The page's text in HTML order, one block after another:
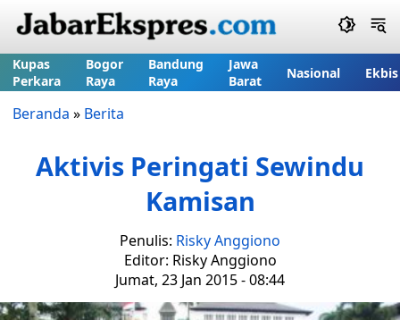
Kupas
Perkara
Bogor
Raya
Bandung
Raya
Jawa
Barat
Nasional Ekbis
Beranda » Berita
Aktivis Peringati Sewindu
Kamisan
Penulis: Risky Anggiono
Editor: Risky Anggiono
Jumat, 23 Jan 2015 - 08:44